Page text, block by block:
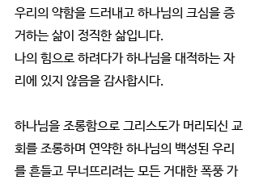
우리의 약함을 드러내고 하나님의 크심을 증
거하는 삶이 정직한 삶입니다.
나의 힘으로 하려다가 하나님을 대적하는 자
리에 있지 않음을 감사합시다.
하나님을 조롱함으로 그리스도가 머리되신 교
회를 조롱하며 연약한 하나님의 백성된 우리
를 흔들고 무너뜨리려는 모든 거대한 폭풍 가